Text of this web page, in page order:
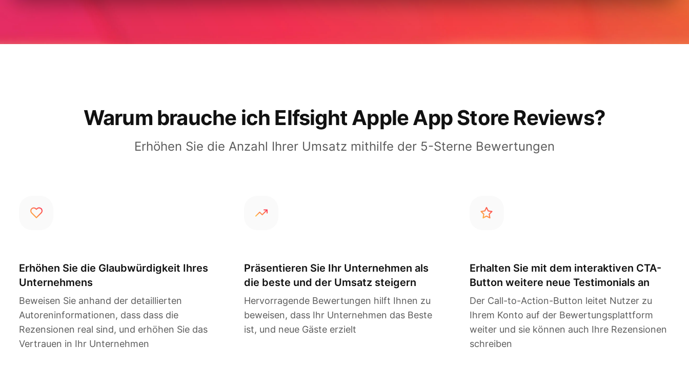
Warum brauche ich Elfsight Apple App Store Reviews?
Erhöhen Sie die Anzahl Ihrer Umsatz mithilfe der 5-Sterne Bewertungen
Erhöhen Sie die Glaubwürdigkeit Ihres
Unternehmens
Beweisen Sie anhand der detaillierten
Autoreninformationen, dass dass die
Rezensionen real sind, und erhöhen Sie das
Vertrauen in Ihr Unternehmen
Präsentieren Sie Ihr Unternehmen als
die beste und der Umsatz steigern
Hervorragende Bewertungen hilft Ihnen zu
beweisen, dass Ihr Unternehmen das Beste
ist, und neue Gäste erzielt
Erhalten Sie mit dem interaktiven CTA-
Button weitere neue Testimonials an
Der Call-to-Action-Button leitet Nutzer zu
Ihrem Konto auf der Bewertungsplattform
weiter und sie können auch Ihre Rezensionen
schreiben